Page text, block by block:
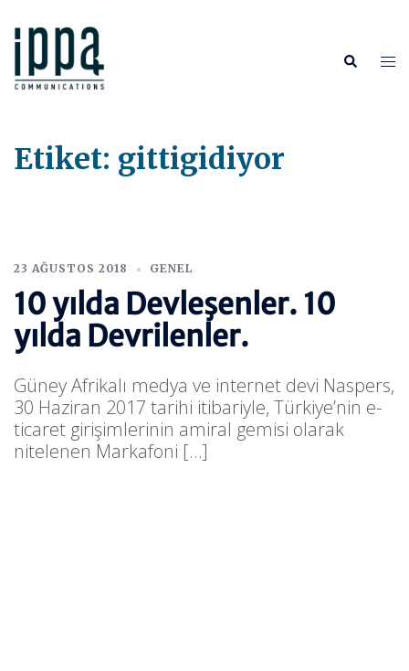
atla
Search
Etiket: gittigidiyor
23 AĞUSTOS 2018 GENEL
10 yılda Devleşenler. 10
yılda Devrilenler.
Güney Afrikalı medya ve internet devi Naspers,
30 Haziran 2017 tarihi itibariyle, Türkiye’nin e-
ticaret girişimlerinin amiral gemisi olarak
nitelenen Markafoni […]